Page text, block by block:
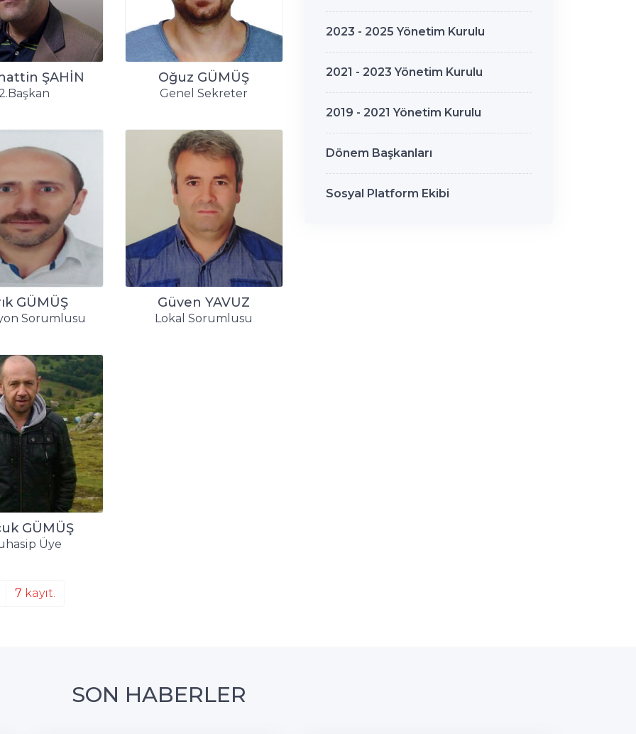
ŞAHİN Oğuz GÜMÜŞ
Genel Sekreter
GÜMÜŞ
Sorumlusu
Güven YAVUZ
Lokal Sorumlusu
GÜMÜŞ
Üye
7 kayıt.
2023 - 2025 Yönetim Kurulu
2021 - 2023 Yönetim Kurulu
2019 - 2021 Yönetim Kurulu
Dönem Başkanları
Sosyal Platform Ekibi
SON HABERLER